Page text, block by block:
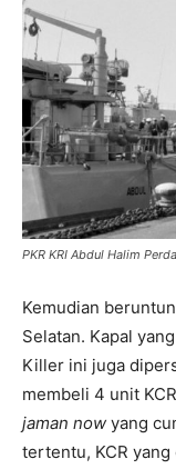
PKR KRI Abdul Halim
Kemudian
Selatan. Kapal
Killer ini juga
membeli 4 unit
jaman now yang
tertentu, KCR